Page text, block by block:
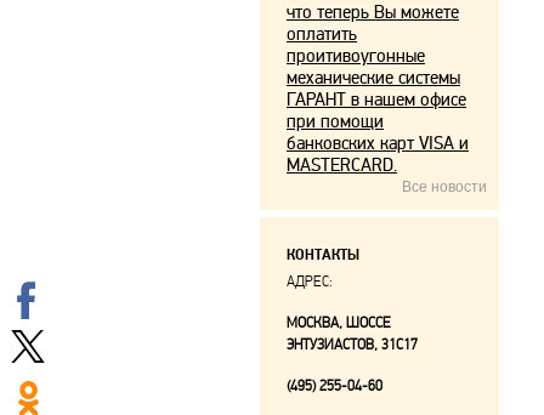
что теперь Вы можете
оплатить
проитивоугонные
механические системы
ГАРАНТ в нашем офисе
при помощи
банковских карт VISA и
MASTERCARD.
Все новости
КОНТАКТЫ
АДРЕС:
МОСКВА, ШОССЕ
ЭНТУЗИАСТОВ, 31С17
(495) 255-04-60